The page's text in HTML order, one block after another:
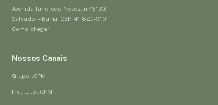
Avenida Tancredo Neves, n.º 3133
Salvador – Bahia, CEP: 41.820-910
Como chegar
Nossos Canais
Grupo JCPM
Instituto JCPM